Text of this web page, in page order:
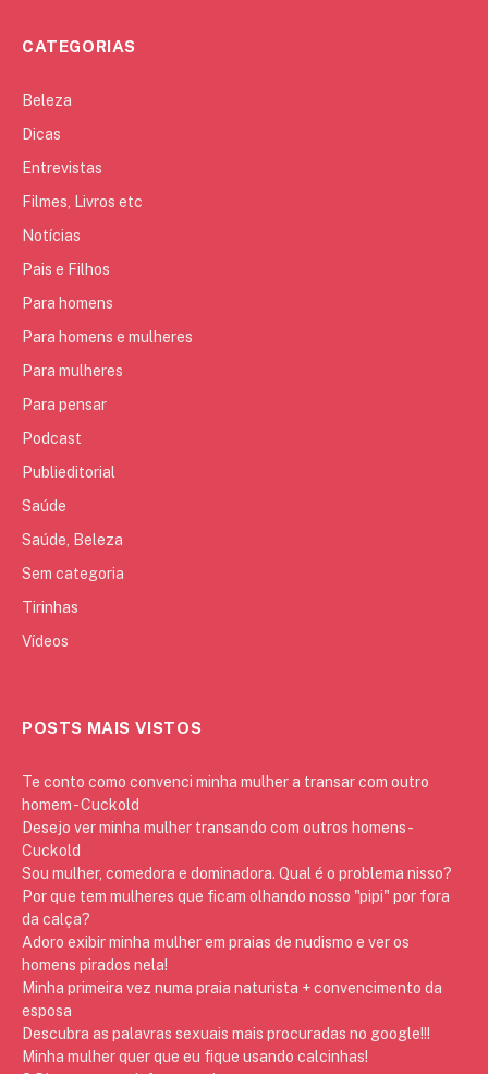
CATEGORIAS
Beleza
Dicas
Entrevistas
Filmes, Livros etc
Notícias
Pais e Filhos
Para homens
Para homens e mulheres
Para mulheres
Para pensar
Podcast
Publieditorial
Saúde
Saúde, Beleza
Sem categoria
Tirinhas
Vídeos
POSTS MAIS VISTOS
Te conto como convenci minha mulher a transar com outro
homem - Cuckold
Desejo ver minha mulher transando com outros homens -
Cuckold
Sou mulher, comedora e dominadora. Qual é o problema nisso?
Por que tem mulheres que ficam olhando nosso "pipi" por fora
da calça?
Adoro exibir minha mulher em praias de nudismo e ver os
homens pirados nela!
Minha primeira vez numa praia naturista + convencimento da
esposa
Descubra as palavras sexuais mais procuradas no google!!!
Minha mulher quer que eu fique usando calcinhas!